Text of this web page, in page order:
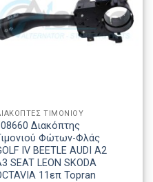
ΤΙΜΟΝΙΟΥ
Διακόπτης
Φώτων-Φλάς
IV BEETLE AUDI A2
SEAT LEON SKODA
11επ Topran